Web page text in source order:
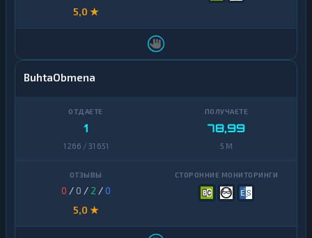
5,0 ★
BuhtaObmena
1
1 266 / 31 651
78,99
5 M
0 / 0 / 2 /0
5,0 ★